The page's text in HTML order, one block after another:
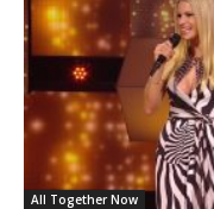
All Together Now